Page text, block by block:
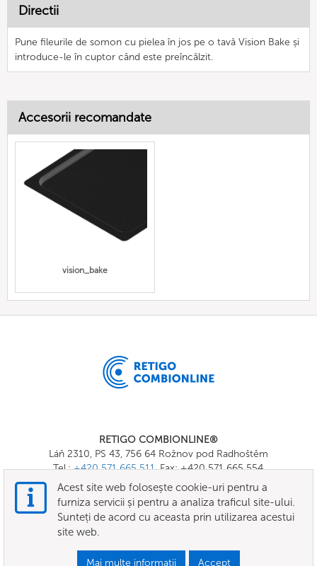
Directii
Pune fileurile de somon cu pielea în jos pe o tavă Vision Bake și
introduce-le în cuptor când este preîncălzit.
Accesorii recomandate
vision_bake
RETIGO COMBIONLINE®
Láň 2310, PS 43, 756 64 Rožnov pod Radhoštěm
Tel.:+420 571 665 511, Fax: +420 571 665 554
E-mail:
info@combionline.com
TERMENI SI CONDITII
Acest site web folosește cookie-uri pentru a
furniza servicii și pentru a analiza traficul site-ului.
Sunteți de acord cu aceasta prin utilizarea acestui
site web.
Mai multe informatii Accept